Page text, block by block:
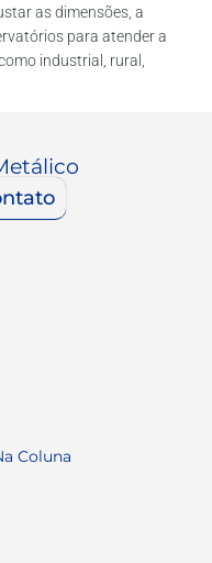
as dimensões, a
para atender a
industrial, rural,
Coluna